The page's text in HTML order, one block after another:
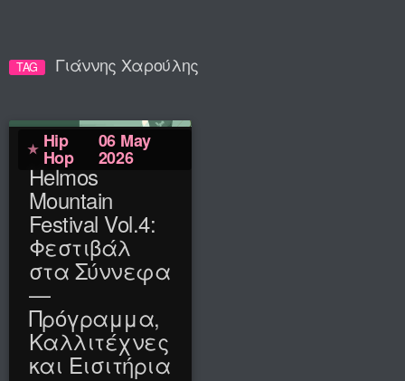
TAG Γιάννης Χαρούλης
Hip
Hop
06 May
2026
Helmos
Mountain
Festival Vol.4:
Φεστιβάλ
στα Σύννεφα
—
Πρόγραμμα,
Καλλιτέχνες
και Εισιτήρια